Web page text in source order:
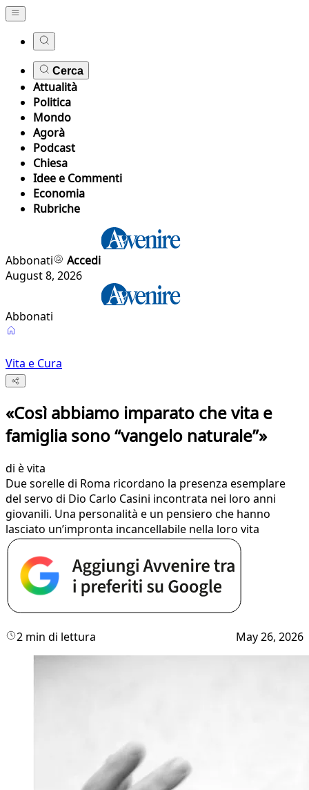
Cerca
Attualità
Politica
Mondo
Agorà
Podcast
Chiesa
Idee e Commenti
Economia
Rubriche
Abbonati
Accedi
August 8, 2026
Abbonati
Vita e Cura
«Così abbiamo imparato che vita e
famiglia sono “vangelo naturale”»
di è vita
Due sorelle di Roma ricordano la presenza esemplare
del servo di Dio Carlo Casini incontrata nei loro anni
giovanili. Una personalità e un pensiero che hanno
lasciato un’impronta incancellabile nella loro vita
2 min di lettura May 26, 2026